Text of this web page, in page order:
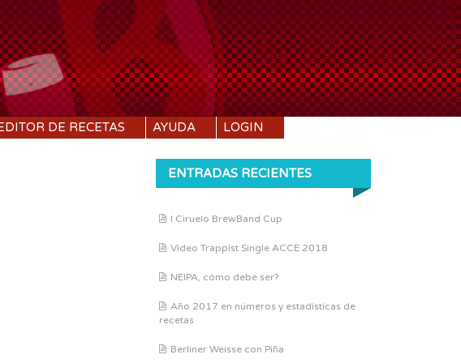
DE RECETAS AYUDA LOGIN
ENTRADAS RECIENTES
I Ciruelo BrewBand Cup
Vídeo Trappist Single ACCE 2018
NEIPA, cómo debe ser?
Año 2017 en números y estadísticas de
recetas
Berliner Weisse con Piña